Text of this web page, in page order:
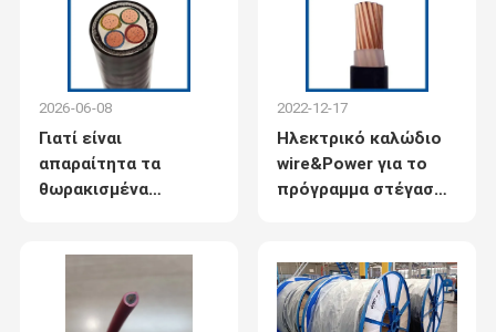
2026-06-08
Γιατί είναι
απαραίτητα τα
θωρακισμένα
ενέργειας της
Αφρικής και της
2022-12-17
Ηλεκτρικό καλώδιο
wire&Power για το
πρόγραμμα στέγασης